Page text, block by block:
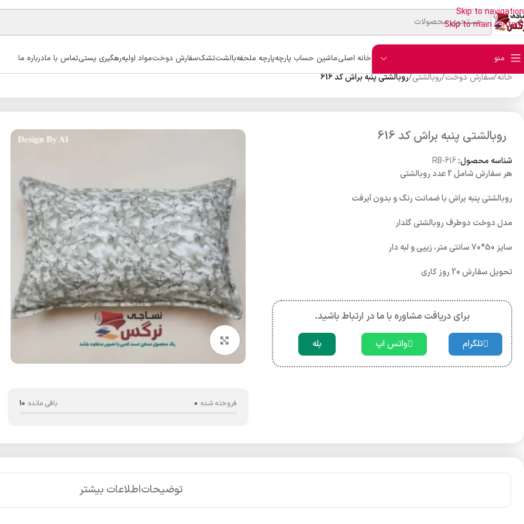
Skip to navigation
Skip to main content
منو خانه اصلیماشین حساب پارچهپارچه ملحفهبالشتتشکسفارش دوختمواد اولیهرهگیری پستیتماس با مادرباره ما
خانه/سفارش دوخت/روبالشتی/روبالشتی پنبه براش کد 616
روبالشتی پنبه براش کد 616
شناسه محصول:RB-616
هر سفارش شامل 2 عدد روبالشتی
روبالشتی پنبه براش با ضمانت رنگ و بدون آبرفت
مدل دوخت دوطرف روبالشتی گلدار
سایز 50*70 سانتی متر، زیپی و لبه دار
تحویل سفارش 20 روز کاری
برای دریافت مشاوره با ما در ارتباط باشید.
تلگرام واتس اپ بله بزرگنمایی تصویر
فروخته شده: 0 باقی مانده: 10
توضیحاتاطلاعات بیشتر